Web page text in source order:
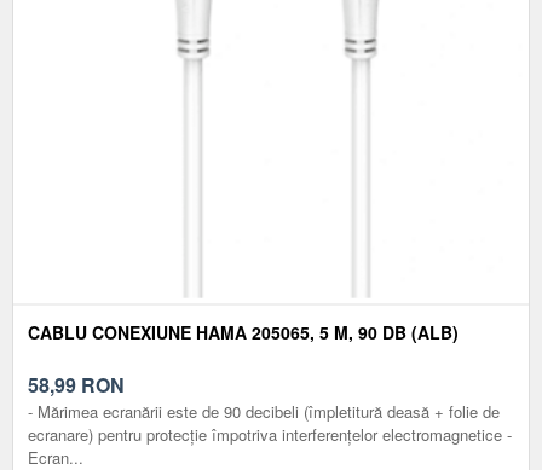
CABLU CONEXIUNE HAMA 205065, 5 M, 90 DB (ALB)
58,99 RON
- Mărimea ecranării este de 90 decibeli (împletitură deasă + folie de
ecranare) pentru protecție împotriva interferențelor electromagnetice -
Ecran...